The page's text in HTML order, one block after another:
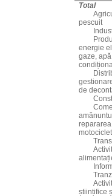
Total
pescuit
energie
gaze,
de
științifice